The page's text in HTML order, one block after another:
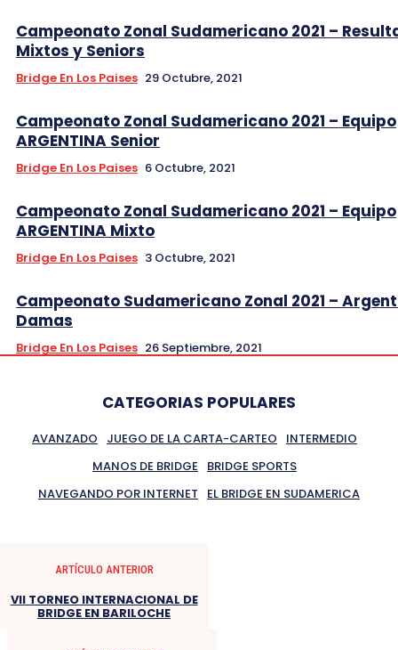
Campeonato Zonal Sudamericano 2021 –
Mixtos y Seniors
Bridge En Los Paises 29 Octubre, 2021
Campeonato Zonal Sudamericano 2021 – Equipo
ARGENTINA Senior
Bridge En Los Paises 6 Octubre, 2021
Campeonato Zonal Sudamericano 2021 – Equipo
ARGENTINA Mixto
Bridge En Los Paises 3 Octubre, 2021
Campeonato Sudamericano Zonal 2021 –
Damas
Bridge En Los Paises 26 Septiembre, 2021
CATEGORIAS POPULARES
AVANZADO JUEGO DE LA CARTA-CARTEO
INTERMEDIO
MANOS DE BRIDGE
BRIDGE SPORTS
NAVEGANDO POR INTERNET
EL BRIDGE EN SUDAMERICA
ARTÍCULO ANTERIOR
VII TORNEO INTERNACIONAL DE
BRIDGE EN BARILOCHE